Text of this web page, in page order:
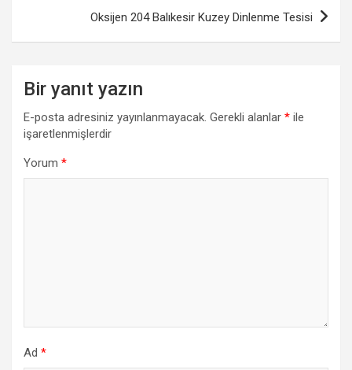
Oksijen 204 Balıkesir Kuzey Dinlenme Tesisi
Bir yanıt yazın
E-posta adresiniz yayınlanmayacak. Gerekli alanlar * ile
işaretlenmişlerdir
Yorum *
Ad *